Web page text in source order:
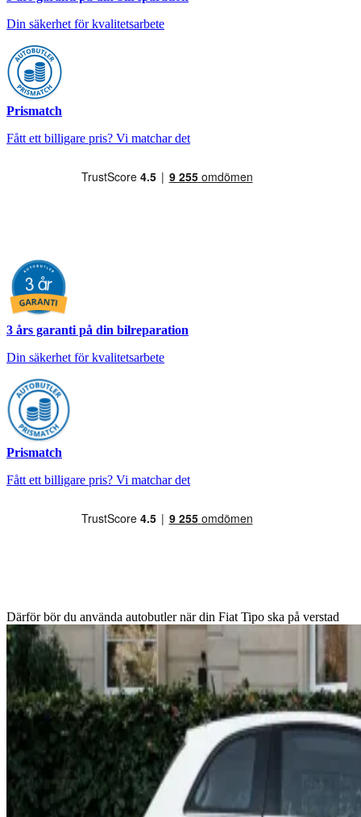
Din säkerhet för kvalitetsarbete
Prismatch
Fått ett billigare pris? Vi matchar det
3 års garanti på din bilreparation
Din säkerhet för kvalitetsarbete
Prismatch
Fått ett billigare pris? Vi matchar det
Därför bör du använda autobutler när din Fiat Tipo ska på verstad